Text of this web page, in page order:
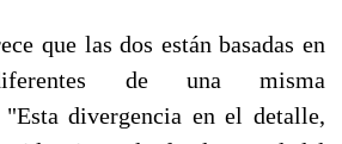
que las dos están basadas en
de una misma
divergencia en el detalle,